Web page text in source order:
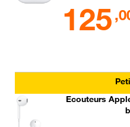
125
Ecouteurs